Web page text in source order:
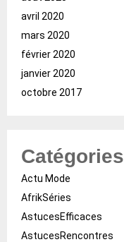
avril 2020
mars 2020
février 2020
janvier 2020
octobre 2017
Catégories
Actu Mode
AfrikSéries
AstucesEfficaces
AstucesRencontres